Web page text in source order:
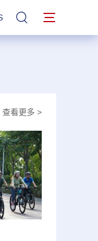
站內搜索
查看更多 >